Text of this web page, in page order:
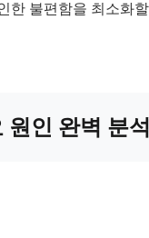
한 불편함을 최소화
원인 완벽 분